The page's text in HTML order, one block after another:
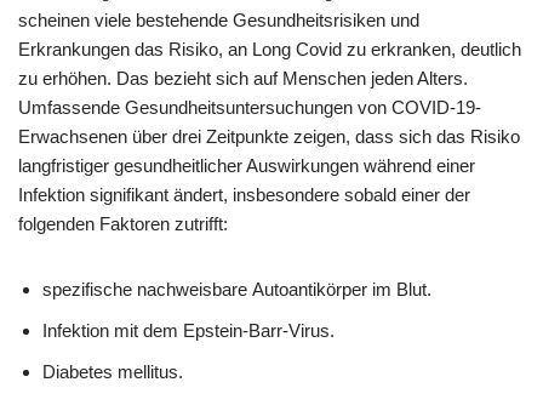
scheinen viele bestehende Gesundheitsrisiken und
Erkrankungen das Risiko, an Long Covid zu erkranken, deutlich
zu erhöhen. Das bezieht sich auf Menschen jeden Alters.
Umfassende Gesundheitsuntersuchungen von COVID-19-
Erwachsenen über drei Zeitpunkte zeigen, dass sich das Risiko
langfristiger gesundheitlicher Auswirkungen während einer
Infektion signifikant ändert, insbesondere sobald einer der
folgenden Faktoren zutrifft:
spezifische nachweisbare Autoantikörper im Blut.
Infektion mit dem Epstein-Barr-Virus.
Diabetes mellitus.